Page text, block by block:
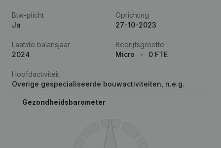
Btw-plicht
Ja
Oprichting
27-10-2023
Laatste balansjaar
2024
Bedrijfsgrootte
Micro
0 FTE
Hoofdactiviteit
Overige gespecialiseerde bouwactiviteiten, n.e.g.
Gezondheidsbarometer